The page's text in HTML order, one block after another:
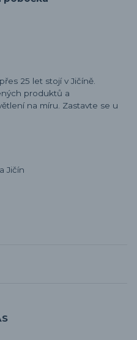
25 let stojí v Jičíně.
produktů a
na míru. Zastavte se u